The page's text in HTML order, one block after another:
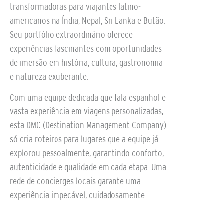
transformadoras para viajantes latino-
americanos na Índia, Nepal, Sri Lanka e Butão.
Seu portfólio extraordinário oferece
experiências fascinantes com oportunidades
de imersão em história, cultura, gastronomia
e natureza exuberante.
Com uma equipe dedicada que fala espanhol e
vasta experiência em viagens personalizadas,
esta DMC (Destination Management Company)
só cria roteiros para lugares que a equipe já
explorou pessoalmente, garantindo conforto,
autenticidade e qualidade em cada etapa. Uma
rede de concierges locais garante uma
experiência impecável, cuidadosamente